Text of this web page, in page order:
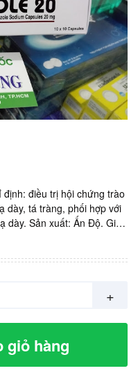
điều trị hội chứng trào
dày, tá tràng, phối hợp với
dày. Sản xuất: Ấn Độ. Giá:
+
giỏ hàng